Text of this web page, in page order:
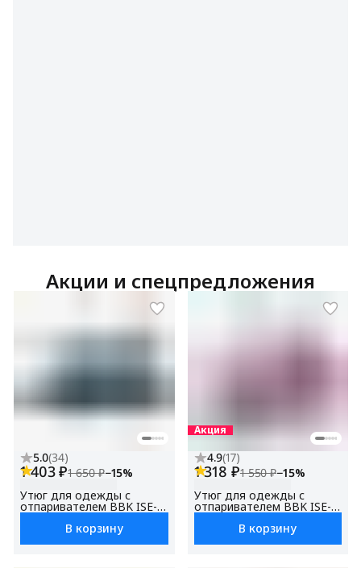
Акции и спецпредложения
5.0(34)
1 403 ₽1 650 ₽−15%
Утюг для одежды с
отпаривателем BBK ISE-
2410, антипригарное
покрытие, черный/синий,
мощность 2400 Вт,
В корзину
Акция
4.9(17)
1 318 ₽1 550 ₽−15%
Утюг для одежды с
отпаривателем BBK ISE-
2409, антипригарное
покрытие, фиолетовый,
мощность 2400 Вт,
В корзину